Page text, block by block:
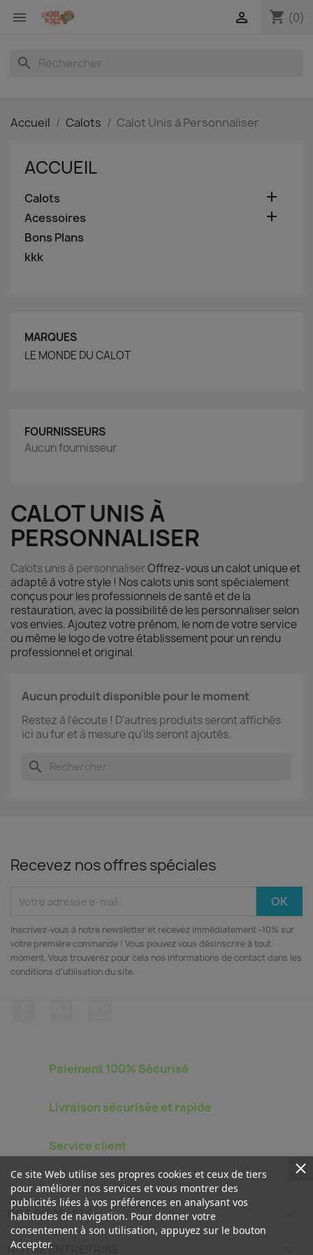
 shopping_cart (0)

search
Ce site Web utilise ses propres cookies et ceux de tiers
pour améliorer nos services et vous montrer des
publicités liées à vos préférences en analysant vos
habitudes de navigation. Pour donner votre
consentement à son utilisation, appuyez sur le bouton
Accepter.
Accueil Calots Calot Unis à Personnaliser
ACCUEIL
Calots 
Acessoires 
Bons Plans
kkk
MARQUES
LE MONDE DU CALOT
FOURNISSEURS
Aucun fournisseur
CALOT UNIS À
PERSONNALISER
Calots unis à personnaliserOffrez-vous un calot unique et
adapté à votre style ! Nos calots unis sont spécialement
conçus pour les professionnels de santé et de la
restauration, avec la possibilité de les personnaliser selon
vos envies. Ajoutez votre prénom, le nom de votre service
ou même le logo de votre établissement pour un rendu
professionnel et original.
Aucun produit disponible pour le moment
Restez à l'écoute ! D'autres produits seront affichés
ici au fur et à mesure qu'ils seront ajoutés.
search
Recevez nos offres spéciales
Inscrivez‑vous à notre newsletter et recevez immédiatement -10% sur
votre première commande ! Vous pouvez vous désinscrire à tout
moment. Vous trouverez pour cela nos informations de contact dans les
conditions d'utilisation du site.
Paiement 100% Sécurisé
Livraison sécurisée et rapide
Service client
NOS PRODUITS
NOTRE ENTREPRISE